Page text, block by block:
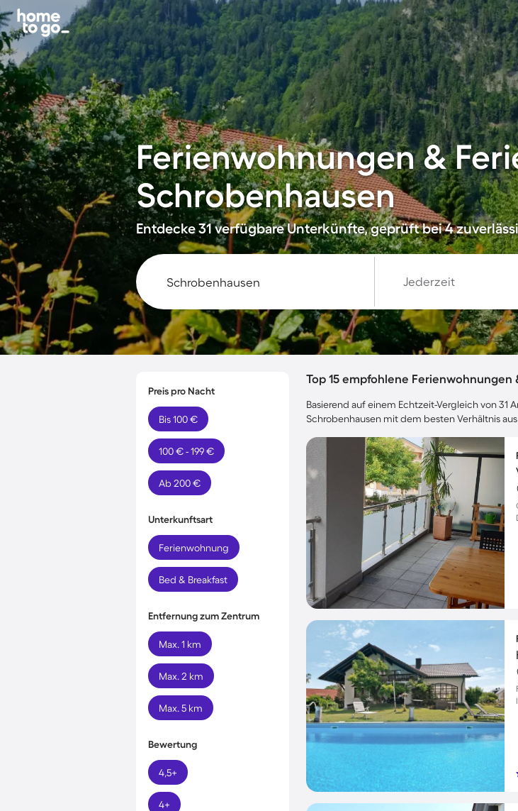
Ferienwohnungen &
Schrobenhausen
Entdecke 31 verfügbare Unterkünfte, geprüft bei 4
Jederzeit
Preis pro Nacht
Bis 100 €
100 € - 199 €
Ab 200 €
Unterkunftsart
Ferienwohnung
Bed & Breakfast
Entfernung zum Zentrum
Max. 1 km
Max. 2 km
Max. 5 km
Bewertung
4,5+
4+
Top 15 empfohlene
Basierend auf einem Echtzeit-Vergleich von
Schrobenhausen mit dem besten Verhältnis